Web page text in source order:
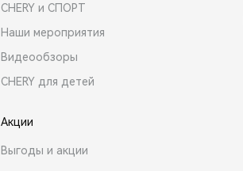
CHERY и СПОРТ
Наши мероприятия
Видеообзоры
CHERY для детей
Акции
Выгоды и акции